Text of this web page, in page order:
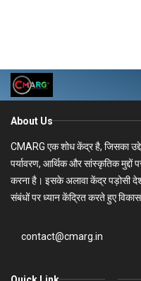
About Us
CMARG एक शोध केंद्र है, जिसका
पर्यावरण, आर्थिक और सांस्कृतिक
करना है। इसके अलावा केंद्र पड़ोसी
संबंधों पर ध्यान केंद्रित करते हुए
contact@cmarg.in